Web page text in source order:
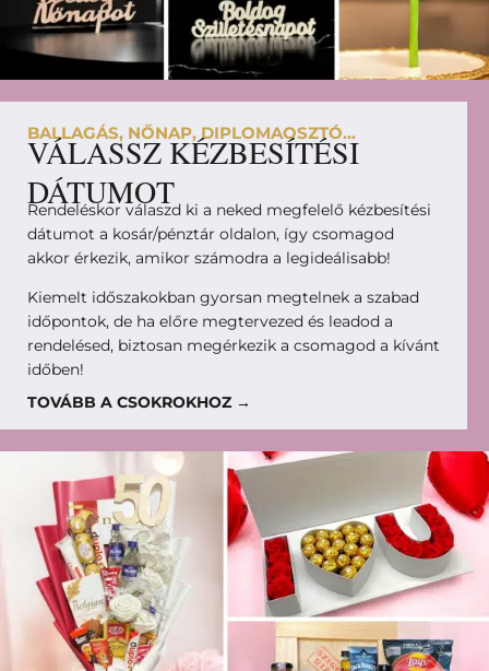
BALLAGÁS, NŐNAP, DIPLOMAOSZTÓ...
VÁLASSZ KÉZBESÍTÉSI
DÁTUMOT
Rendeléskor válaszd ki a neked megfelelő kézbesítési
dátumot a kosár/pénztár oldalon, így csomagod
akkor érkezik, amikor számodra a legideálisabb!
Kiemelt időszakokban gyorsan megtelnek a szabad
időpontok, de ha előre megtervezed és leadod a
rendelésed, biztosan megérkezik a csomagod a kívánt
időben!
TOVÁBB A CSOKROKHOZ →